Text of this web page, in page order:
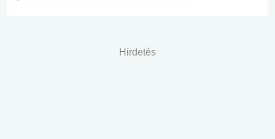
Hirdetés